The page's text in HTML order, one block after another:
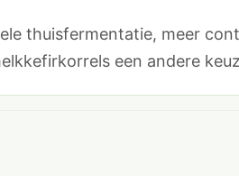
thuisfermentatie, meer
een andere